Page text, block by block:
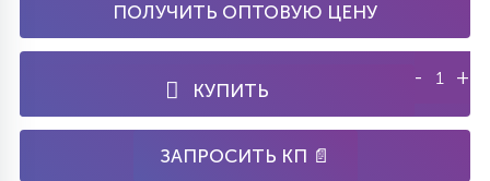
ПОЛУЧИТЬ ОПТОВУЮ ЦЕНУ
КУПИТЬ
- +
ЗАПРОСИТЬ КП 📄